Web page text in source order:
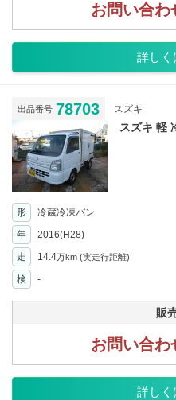
お問い合わ
詳しく
出品番号 78703 スズキ
スズキ 軽
形 冷蔵冷凍バン
年
2016(H28)
走 14.4万km (実走行距離)
検
-
販
お問い合わ
詳しく